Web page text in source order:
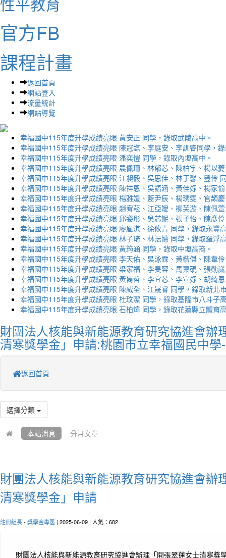
官方FB
課程計畫
返回首頁
網站登入
流量統計
網站導覽
幸福國中115年度升學成績亮眼 黃安正 同學，錄取武陵高中。
幸福國中115年度升學成績亮眼 陳冠謀、李庭安、李訓睿同學，
幸福國中115年度升學成績亮眼 潘奕愷 同學，錄取內壢高中。
幸福國中115年度升學成績亮眼 農佩珊、林郁芯、陳柏宇、楊以
幸福國中115年度升學成績亮眼 江昶毅、吳思佳、林于馨、豐伶
幸福國中115年度升學成績亮眼 陳祥恩、吳語涵、黃佳妤、楊家
幸福國中115年度升學成績亮眼 楊雅媛、藍尹辰、楊琇雯、官頡
幸福國中115年度升學成績亮眼 趙宥菘、江亞嬡、柳芙漩、陳佩
幸福國中115年度升學成績亮眼 邱姿彤、吳芯妮、張子怡、陳彥
幸福國中115年度升學成績亮眼 廖凰淇、徐攸青 同學，錄取永豐
幸福國中115年度升學成績亮眼 林子琦、林沄嬨 同學，錄取羅浮
幸福國中115年度升學成績亮眼 黃筠涵 同學，錄取中壢高商。
幸福國中115年度升學成績亮眼 李天佑、吳泳霖、黃楷傑、陳韋
幸福國中115年度升學成績亮眼 梁家福、李旻容、馬稟硯、張勛
幸福國中115年度升學成績亮眼 黃雋哲、李宜芯、李宣妤、胡綺
幸福國中115年度升學成績亮眼 陳威全、江晟睿 同學，錄取新北
幸福國中115年度升學成績亮眼 杜玟潔 同學，錄取基隆市八斗子
幸福國中115年度升學成績亮眼 石柏煒 同學，錄取花蓮縣立體育
財團法人核能與新能源教育研究協進會辦
清寒獎學金」申請:桃園市立幸福國民中
返回首頁
選擇分類
本站消息 分月文章
財團法人核能與新能源教育研究協進會辦
清寒獎學金」申請
註冊組長- 獎學金專區 | 2025-06-09 | 人氣：682
財團法人核能與新能源教育研究協進會辦理「開張翠蓮女士清寒獎